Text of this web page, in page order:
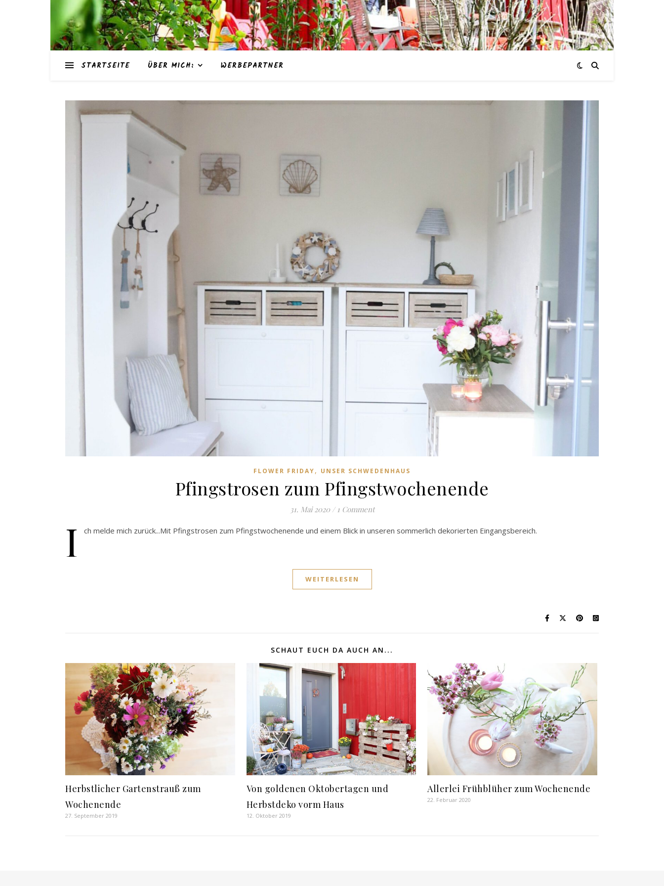
STARTSEITE ÜBER MICH: WERBEPARTNER
FLOWER FRIDAY, UNSER SCHWEDENHAUS
Pfingstrosen zum Pfingstwochenende
31. Mai 2020 / 1 Comment
I ch melde mich zurück...Mit Pfingstrosen zum Pfingstwochenende und einem Blick in unseren sommerlich dekorierten Eingangsbereich.
WEITERLESEN
SCHAUT EUCH DA AUCH AN...
Herbstlicher Gartenstrauß zum
Wochenende
27. September 2019
Von goldenen Oktobertagen und
Herbstdeko vorm Haus
12. Oktober 2019
Allerlei Frühblüher zum Wochenende
22. Februar 2020